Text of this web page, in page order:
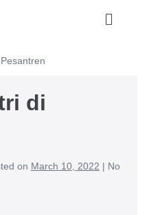
di
on March 10, 2022 | No